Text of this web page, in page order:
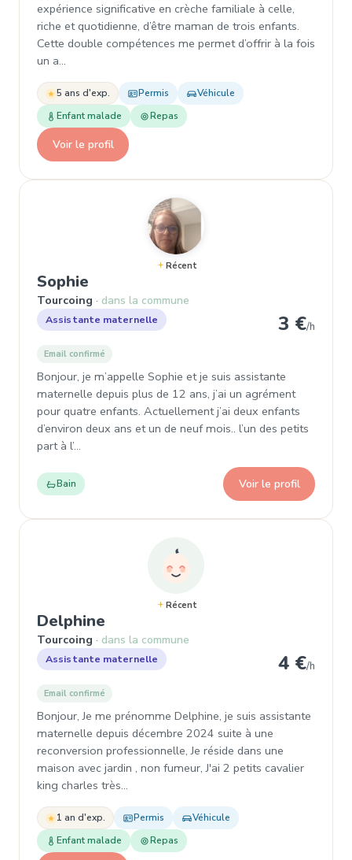
expérience significative en crèche familiale à celle,
riche et quotidienne, d’être maman de trois enfants.
Cette double compétences me permet d’offrir à la fois
un a…
5 ans d'exp. Permis
Véhicule
Enfant malade
Repas
Voir le profil
Récent
Sophie
Tourcoing dans la commune
Assistante maternelle 3 €/h
Email confirmé
Bonjour, je m’appelle Sophie et je suis assistante
maternelle depuis plus de 12 ans, j’ai un agrément
pour quatre enfants. Actuellement j’ai deux enfants
d’environ deux ans et un de neuf mois.. l’un des petits
part à l’…
Bain Voir le profil
Récent
Delphine
Tourcoing dans la commune
Assistante maternelle 4 €/h
Email confirmé
Bonjour, Je me prénomme Delphine, je suis assistante
maternelle depuis décembre 2024 suite à une
reconversion professionnelle, Je réside dans une
maison avec jardin , non fumeur, J'ai 2 petits cavalier
king charles très…
1 an d'exp. Permis
Véhicule
Enfant malade
Repas